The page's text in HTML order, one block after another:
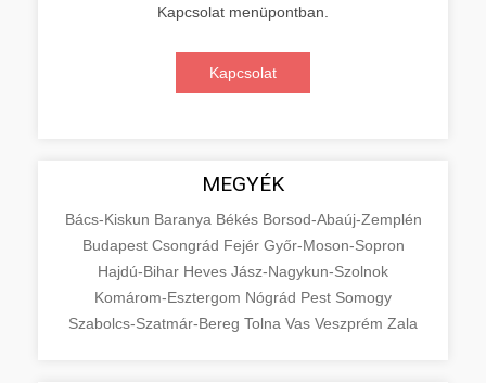
Kapcsolat menüpontban.
Kapcsolat
MEGYÉK
Bács-Kiskun Baranya Békés Borsod-Abaúj-Zemplén
Budapest Csongrád Fejér Győr-Moson-Sopron
Hajdú-Bihar Heves Jász-Nagykun-Szolnok
Komárom-Esztergom Nógrád Pest Somogy
Szabolcs-Szatmár-Bereg Tolna Vas Veszprém Zala